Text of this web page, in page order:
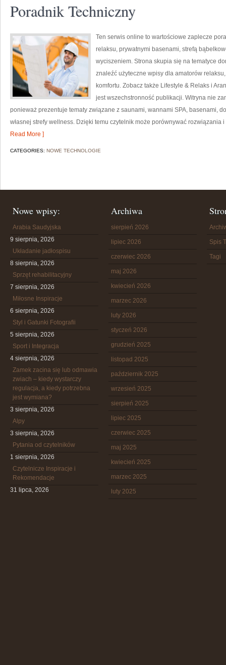
Poradnik Techniczny
Ten serwis online to wartościowe zaplecze
relaksu, prywatnymi basenami, strefą
wyciszeniem. Strona skupia się na tematyce
znaleźć użyteczne wpisy dla amatorów
komfortu. Zobacz także Lifestyle & Relaks i
jest wszechstronność publikacji. Witryna nie
ponieważ prezentuje tematy związane z saunami, wannami SPA, basenami,
własnej strefy wellness. Dzięki temu czytelnik może porównywać
Read More ]
CATEGORIES: NOWE TECHNOLOGIE
Nowe wpisy:
Arabia Saudyjska
9 sierpnia, 2026
Układanie jadłospisu
8 sierpnia, 2026
Sprzęt rehabilitacyjny
7 sierpnia, 2026
Miłosne Inspiracje
6 sierpnia, 2026
Styl i Gatunki Fotografii
5 sierpnia, 2026
Sport i Integracja
4 sierpnia, 2026
Zamek zacina się lub odmawia
zwiach – kiedy wystarczy
regulacja, a kiedy potrzebna
jest wymiana?
3 sierpnia, 2026
Alpy
3 sierpnia, 2026
Pytania od czytelników
1 sierpnia, 2026
Czytelnicze Inspiracje i
Rekomendacje
31 lipca, 2026
Archiwa
sierpień 2026
lipiec 2026
czerwiec 2026
maj 2026
kwiecień 2026
marzec 2026
luty 2026
styczeń 2026
grudzień 2025
listopad 2025
październik 2025
wrzesień 2025
sierpień 2025
lipiec 2025
czerwiec 2025
maj 2025
kwiecień 2025
marzec 2025
luty 2025
Spis
Tagi